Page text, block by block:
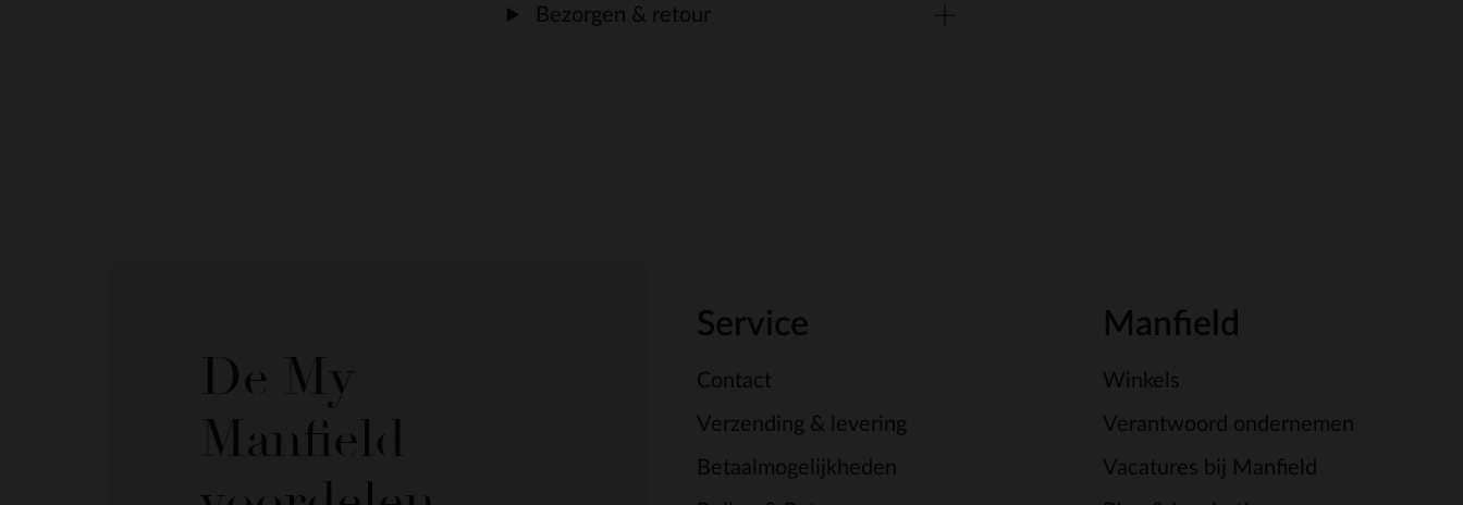
Bezorgen & retour
De My
Manfield
Service
Contact
Verzending & levering
Betaalmogelijkheden
Manfield
Winkels
Verantwoord ondernemen
Vacatures bij Manfield